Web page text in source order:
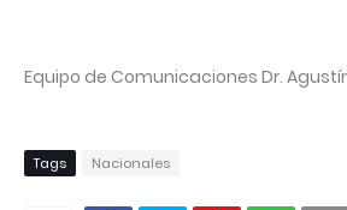
Equipo de Comunicaciones Dr.
Tags Nacionales